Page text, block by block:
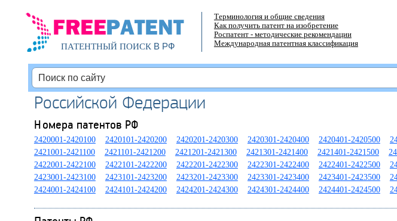
ПАТЕНТНЫЙ ПОИСКВ РФ
Терминология и общие сведения
Как получить патент на изобретение
Роспатент - методические рекомендации
Международная патентная классификация
Российской Федерации
Номера патентов РФ
2420001-2420100 2420101-2420200 2420201-2420300 2420301-2420400 2420401-2420500
2421001-2421100
2421101-2421200 2421201-2421300 2421301-2421400 2421401-2421500
2422001-2422100
2422101-2422200 2422201-2422300 2422301-2422400 2422401-2422500
2423001-2423100
2423101-2423200 2423201-2423300 2423301-2423400 2423401-2423500
2424001-2424100
2424101-2424200 2424201-2424300 2424301-2424400 2424401-2424500